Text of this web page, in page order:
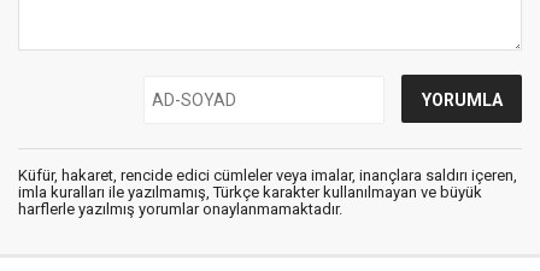
Küfür, hakaret, rencide edici cümleler veya imalar, inançlara saldırı içeren,
imla kuralları ile yazılmamış, Türkçe karakter kullanılmayan ve büyük
harflerle yazılmış yorumlar onaylanmamaktadır.